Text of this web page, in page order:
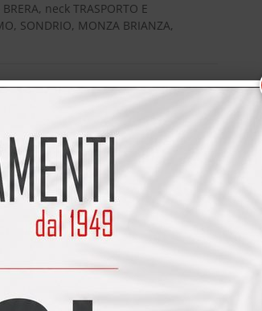
neck TRASPORTO E
SONDRIO, MONZA BRIANZA,
forno,…
ha sviluppato il modello Aurea con
innovative ante del…
cucina CREO modello Oprah
della marca Samsung, l…